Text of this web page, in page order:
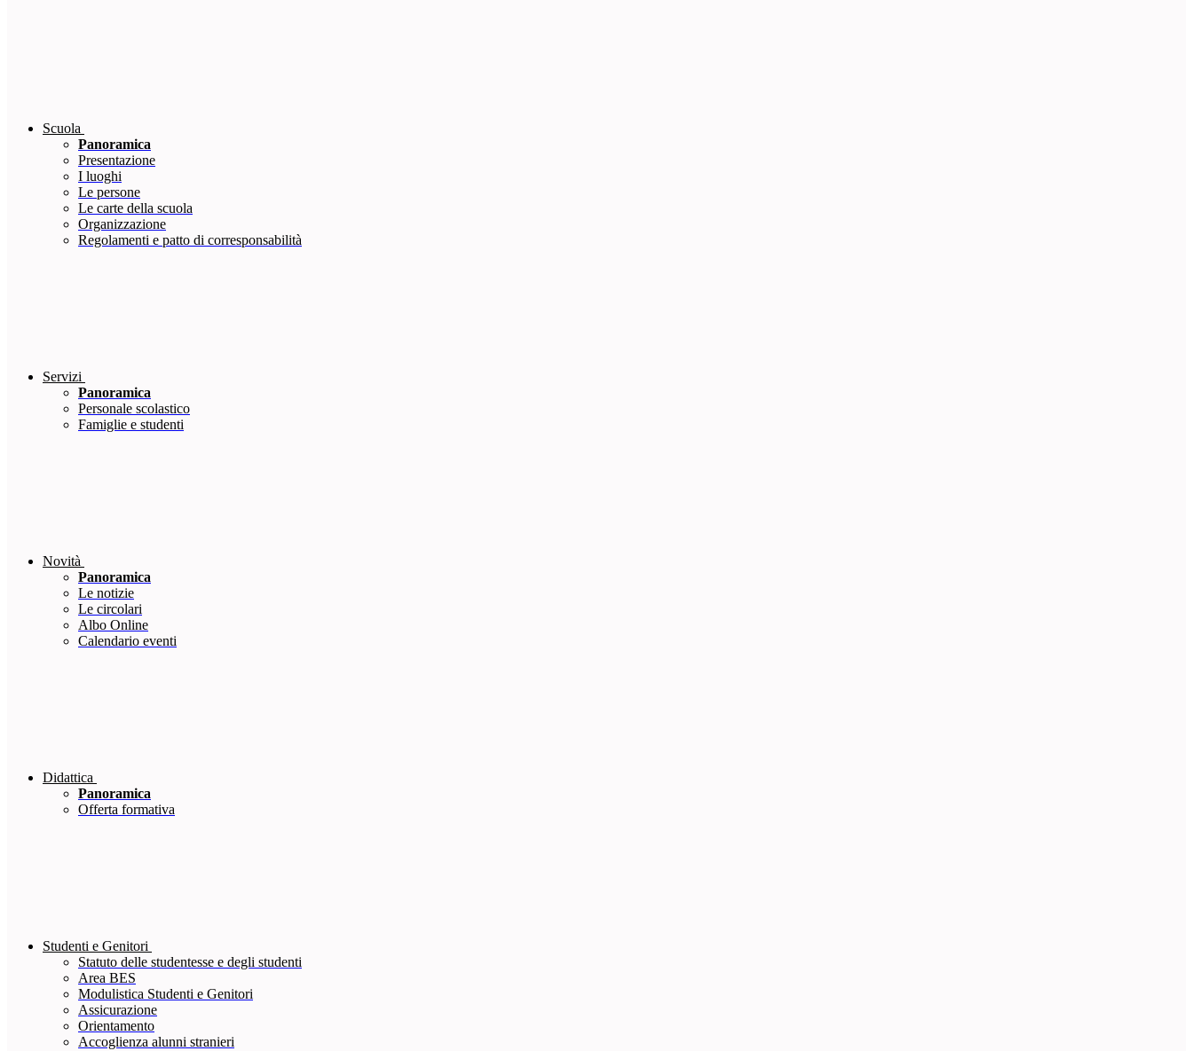
Scuola
Panoramica
Presentazione
I luoghi
Le persone
Le carte della scuola
Organizzazione
Regolamenti e patto di corresponsabilità
Servizi
Panoramica
Personale scolastico
Famiglie e studenti
Novità
Panoramica
Le notizie
Le circolari
Albo Online
Calendario eventi
Didattica
Panoramica
Offerta formativa
Studenti e Genitori
Statuto delle studentesse e degli studenti
Area BES
Modulistica Studenti e Genitori
Assicurazione
Orientamento
Accoglienza alunni stranieri